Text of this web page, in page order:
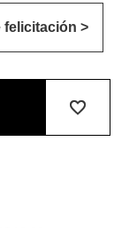
felicitación >
